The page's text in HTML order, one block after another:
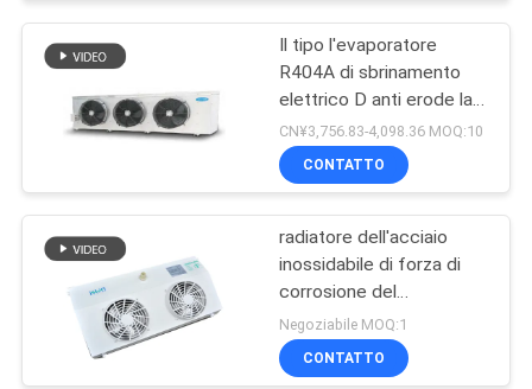
CONTATTICI
NOTIZIE
CASI
RICHIEDA
UNA
CITAZIONE
Scambio di Calore
Camera Fredda
Il tipo l'evaporatore
R404A di sbrinamento
elettrico D anti erode la
crema elettrochimica del
gelo dell'acqua di acciaio
inossidabile del
raffreddamento di aria
304
CN¥3,756.83-4,098.36 MOQ:10
CONTATTO
radiatore dell'acciaio
inossidabile di forza di
corrosione del
dispositivo di
raffreddamento
evaporativo del flusso
Negoziabile MOQ:1
CONTATTO